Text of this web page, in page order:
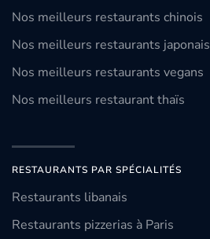
Nos meilleurs restaurants chinois
Nos meilleurs restaurants japonais
Nos meilleurs restaurants vegans
Nos meilleurs restaurant thaïs
RESTAURANTS PAR SPÉCIALITÉS
Restaurants libanais
Restaurants pizzerias à Paris